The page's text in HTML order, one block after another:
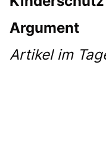
Argument
Artikel im